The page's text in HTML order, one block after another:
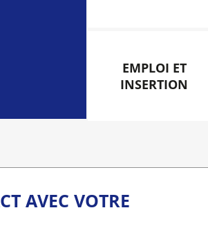
EMPLOI ET
INSERTION
AVEC VOTRE